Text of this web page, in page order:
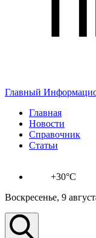
Главный
Главная
Новости
Справочник
Статьи
+30°C
Воскресенье, 9